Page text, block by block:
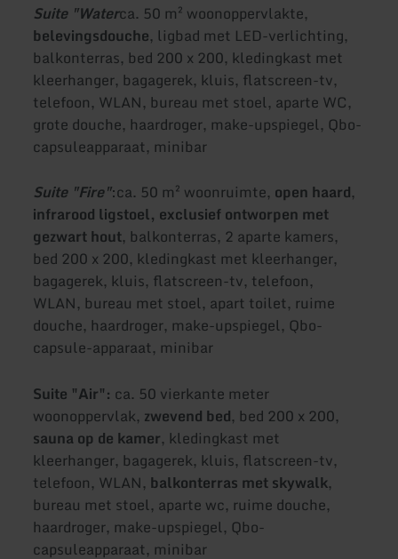
Suite "Waterca. 50 m² woonoppervlakte,
belevingsdouche, ligbad met LED-verlichting,
balkonterras, bed 200 x 200, kledingkast met
kleerhanger, bagagerek, kluis, flatscreen-tv,
telefoon, WLAN, bureau met stoel, aparte WC,
grote douche, haardroger, make-upspiegel, Qbo-
capsuleapparaat, minibar
Suite "Fire":ca. 50 m² woonruimte, open haard,
infrarood ligstoel, exclusief ontworpen met
gezwart hout, balkonterras, 2 aparte kamers,
bed 200 x 200, kledingkast met kleerhanger,
bagagerek, kluis, flatscreen-tv, telefoon,
WLAN, bureau met stoel, apart toilet, ruime
douche, haardroger, make-upspiegel, Qbo-
capsule-apparaat, minibar
Suite "Air": ca. 50 vierkante meter
woonoppervlak, zwevend bed, bed 200 x 200,
sauna op de kamer, kledingkast met
kleerhanger, bagagerek, kluis, flatscreen-tv,
telefoon, WLAN, balkonterras met skywalk,
bureau met stoel, aparte wc, ruime douche,
haardroger, make-upspiegel, Qbo-
capsuleapparaat, minibar